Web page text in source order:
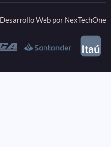
Desarrollo Web por NexTechOne